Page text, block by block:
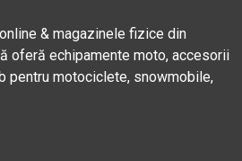
& magazinele fizice din
oferă echipamente moto, accesorii
pentru motociclete, snowmobile,